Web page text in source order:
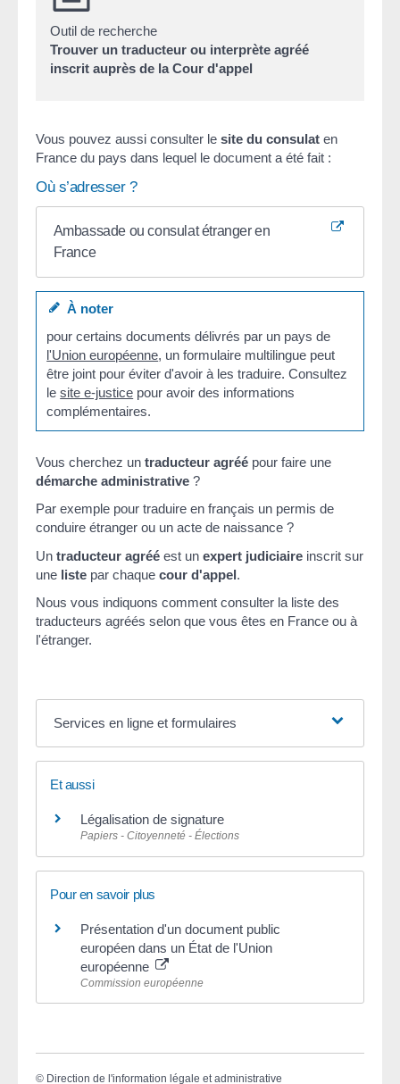
Outil de recherche
Trouver un traducteur ou interprète agréé
inscrit auprès de la Cour d'appel
Vous pouvez aussi consulter le site du consulat en
France du pays dans lequel le document a été fait :
Où s’adresser ?
Ambassade ou consulat étranger en
France
À noter
pour certains documents délivrés par un pays de
l'Union européenne, un formulaire multilingue peut
être joint pour éviter d'avoir à les traduire. Consultez
lesite e-justice pour avoir des informations
complémentaires.
Vous cherchez un traducteur agréé pour faire une
démarche administrative ?
Par exemple pour traduire en français un permis de
conduire étranger ou un acte de naissance ?
Un traducteur agréé est un expert judiciaire inscrit sur
une liste par chaque cour d'appel.
Nous vous indiquons comment consulter la liste des
traducteurs agréés selon que vous êtes en France ou à
l'étranger.
Services en ligne et formulaires
Et aussi
Légalisation de signature
Papiers - Citoyenneté - Élections
Pour en savoir plus
Présentation d'un document public
européen dans un État de l'Union
européenne
Commission européenne
© Direction de l'information légale et administrative